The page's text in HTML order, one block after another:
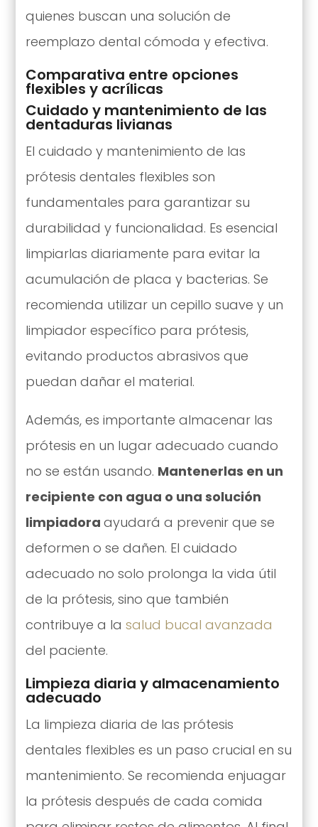
quienes buscan una solución de
reemplazo dental cómoda y efectiva.
Comparativa entre opciones
flexibles y acrílicas
Cuidado y mantenimiento de las
dentaduras livianas
El cuidado y mantenimiento de las
prótesis dentales flexibles son
fundamentales para garantizar su
durabilidad y funcionalidad. Es esencial
limpiarlas diariamente para evitar la
acumulación de placa y bacterias. Se
recomienda utilizar un cepillo suave y un
limpiador específico para prótesis,
evitando productos abrasivos que
puedan dañar el material.
Además, es importante almacenar las
prótesis en un lugar adecuado cuando
no se están usando. Mantenerlas en un
recipiente con agua o una solución
limpiadora ayudará a prevenir que se
deformen o se dañen. El cuidado
adecuado no solo prolonga la vida útil
de la prótesis, sino que también
contribuye a la salud bucal avanzada
del paciente.
Limpieza diaria y almacenamiento
adecuado
La limpieza diaria de las prótesis
dentales flexibles es un paso crucial en su
mantenimiento. Se recomienda enjuagar
la prótesis después de cada comida